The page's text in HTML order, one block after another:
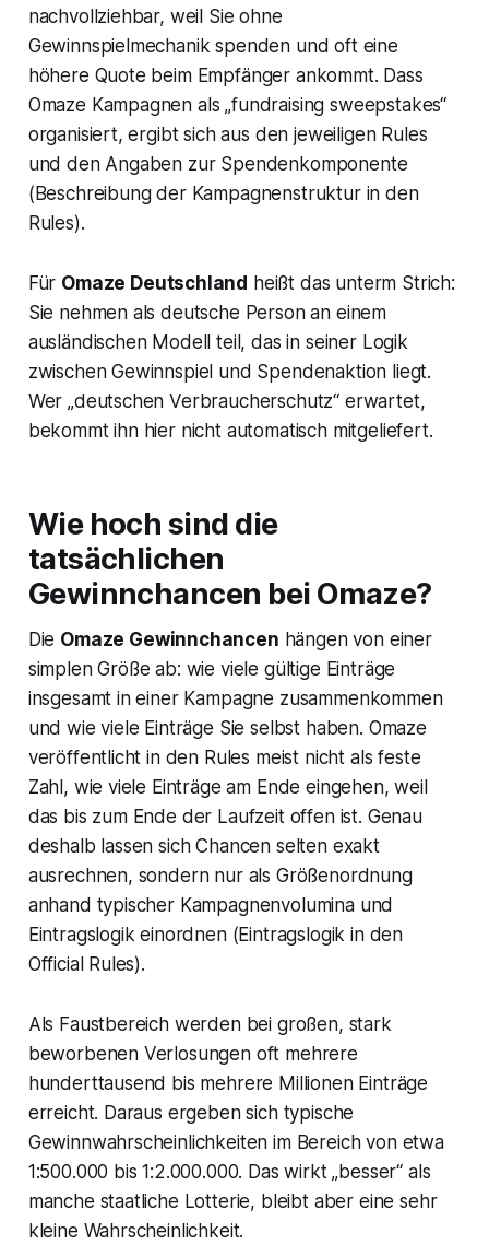
nachvollziehbar, weil Sie ohne
Gewinnspielmechanik spenden und oft eine
höhere Quote beim Empfänger ankommt. Dass
Omaze Kampagnen als „fundraising sweepstakes“
organisiert, ergibt sich aus den jeweiligen Rules
und den Angaben zur Spendenkomponente
(Beschreibung der Kampagnenstruktur in den
Rules).
Für Omaze Deutschland heißt das unterm Strich:
Sie nehmen als deutsche Person an einem
ausländischen Modell teil, das in seiner Logik
zwischen Gewinnspiel und Spendenaktion liegt.
Wer „deutschen Verbraucherschutz“ erwartet,
bekommt ihn hier nicht automatisch mitgeliefert.
Wie hoch sind die
tatsächlichen
Gewinnchancen bei Omaze?
Die Omaze Gewinnchancen hängen von einer
simplen Größe ab: wie viele gültige Einträge
insgesamt in einer Kampagne zusammenkommen
und wie viele Einträge Sie selbst haben. Omaze
veröffentlicht in den Rules meist nicht als feste
Zahl, wie viele Einträge am Ende eingehen, weil
das bis zum Ende der Laufzeit offen ist. Genau
deshalb lassen sich Chancen selten exakt
ausrechnen, sondern nur als Größenordnung
anhand typischer Kampagnenvolumina und
Eintragslogik einordnen (Eintragslogik in den
Official Rules).
Als Faustbereich werden bei großen, stark
beworbenen Verlosungen oft mehrere
hunderttausend bis mehrere Millionen Einträge
erreicht. Daraus ergeben sich typische
Gewinnwahrscheinlichkeiten im Bereich von etwa
1:500.000 bis 1:2.000.000. Das wirkt „besser“ als
manche staatliche Lotterie, bleibt aber eine sehr
kleine Wahrscheinlichkeit.